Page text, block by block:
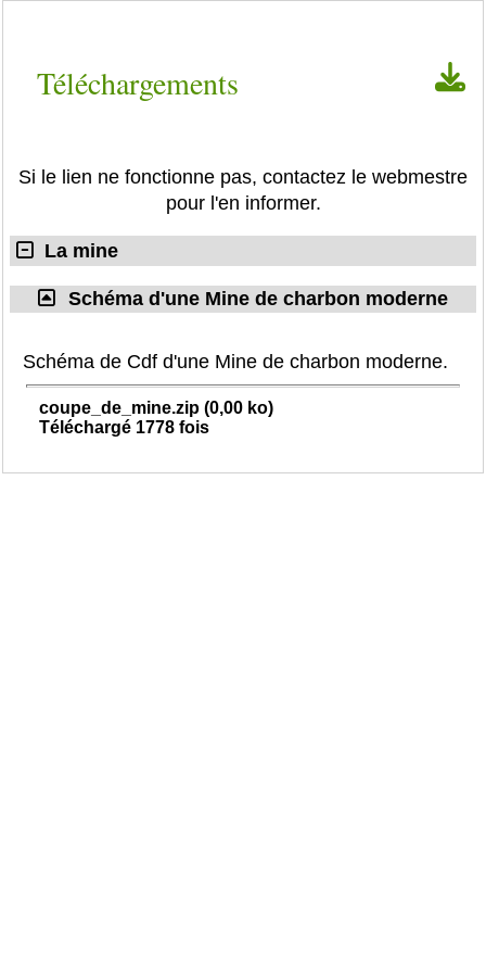
Téléchargements
Si le lien ne fonctionne pas, contactez le webmestre
pour l'en informer.
La mine
Schéma d'une Mine de charbon moderne
Schéma de Cdf d'une Mine de charbon moderne.
coupe_de_mine.zip (0,00 ko)
Téléchargé 1778 fois